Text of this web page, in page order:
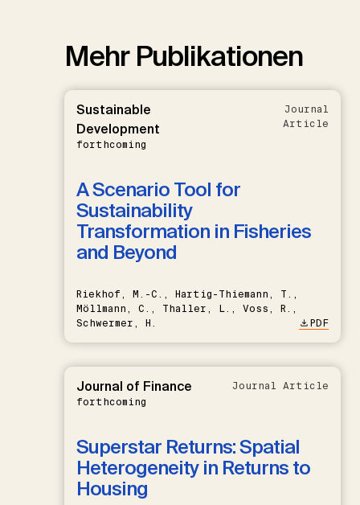
Mehr Publikationen
Sustainable
Development
forthcoming
Journal
Article
A Scenario Tool for
Sustainability
Transformation in Fisheries
and Beyond
Riekhof, M.-C., Hartig-Thiemann, T.,
Möllmann, C., Thaller, L., Voss, R.,
Schwermer, H.
PDF
Journal of Finance
forthcoming
Journal Article
Superstar Returns: Spatial
Heterogeneity in Returns to
Housing